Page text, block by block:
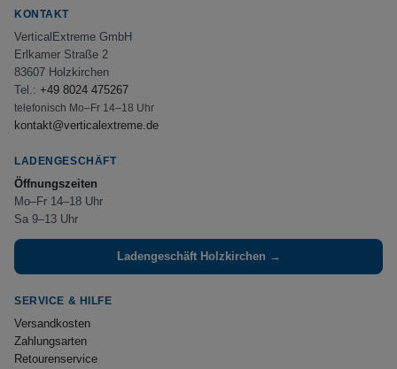
KONTAKT
VerticalExtreme GmbH
Erlkamer Straße 2
83607 Holzkirchen
Tel.: +49 8024 475267
telefonisch Mo–Fr 14–18 Uhr
kontakt@verticalextreme.de
LADENGESCHÄFT
Öffnungszeiten
Mo–Fr 14–18 Uhr
Sa 9–13 Uhr
Ladengeschäft Holzkirchen →
SERVICE & HILFE
Versandkosten
Zahlungsarten
Retourenservice